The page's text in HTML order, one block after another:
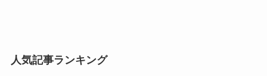
人気記事ランキング